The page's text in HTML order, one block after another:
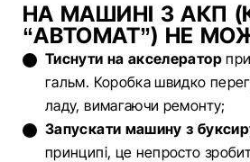
НА МАШИНІ З АКП
“АВТОМАТ”) НЕ
Тиснути на акселераторпри
гальм. Коробка швидко
ладу, вимагаючи ремонту;
Запускати машину з
принципі, це непросто